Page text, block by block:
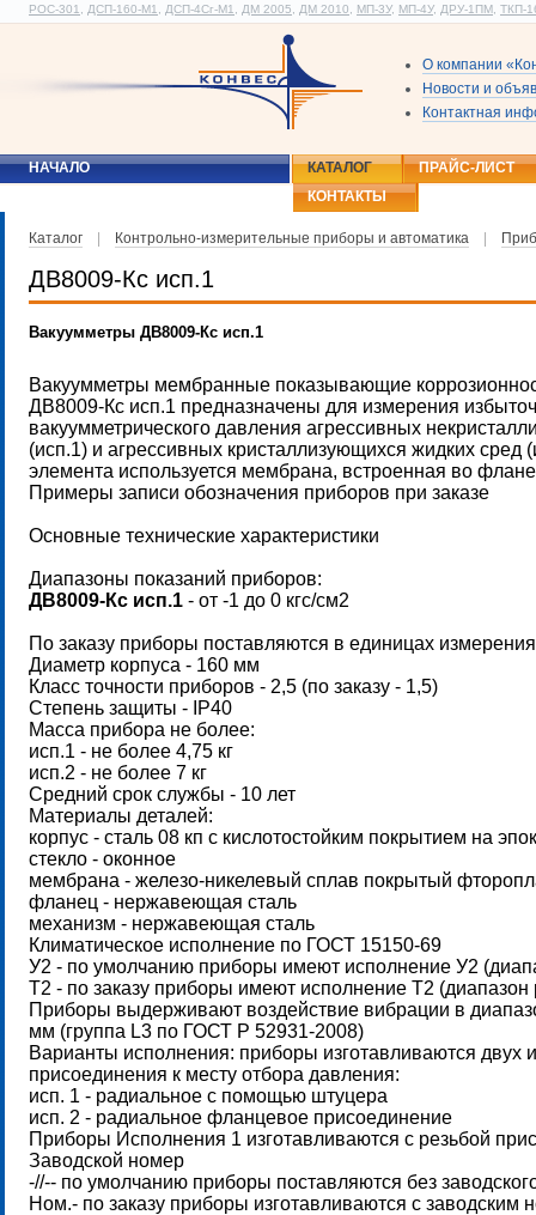
РОС-301 ДСП-160-М1 ДСП-4Сг-М1 ДМ 2005 ДМ 2010 МП-3У, МП-4У, ДРУ-1ПМ ТКП-
О компании
Новости и
Контактная
НАЧАЛО КАТАЛОГ
ПРАЙС-ЛИСТ
КОНТАКТЫ
Каталог Контрольно-измерительные приборы и автоматика
ДВ8009-Кс исп.1
Вакуумметры ДВ8009-Кс исп.1
Вакуумметры мембранные показывающие
ДВ8009-Кс исп.1 предназначены для измерения
вакуумметрического давления агрессивных
(исп.1) и агрессивных кристаллизующихся жидких сред
элемента используется мембрана, встроенная во
Примеры записи обозначения приборов при заказе
Основные технические характеристики
Диапазоны показаний приборов:
ДВ8009-Кс исп.1 - от -1 до 0 кгс/см2
По заказу приборы поставляются в единицах
Диаметр корпуса - 160 мм
Класс точности приборов - 2,5 (по заказу - 1,5)
Степень защиты - IP40
Масса прибора не более:
исп.1 - не более 4,75 кг
исп.2 - не более 7 кг
Средний срок службы - 10 лет
Материалы деталей:
корпус - сталь 08 кп с кислотостойким покрытием на
стекло - оконное
мембрана - железо-никелевый сплав покрытый
фланец - нержавеющая сталь
механизм - нержавеющая сталь
Климатическое исполнение по ГОСТ 15150-69
У2 - по умолчанию приборы имеют исполнение У2
Т2 - по заказу приборы имеют исполнение Т2
Приборы выдерживают воздействие вибрации в
мм (группа L3 по ГОСТ Р 52931-2008)
Варианты исполнения: приборы изготавливаются
присоединения к месту отбора давления:
исп. 1 - радиальное с помощью штуцера
исп. 2 - радиальное фланцевое присоединение
Приборы Исполнения 1 изготавливаются с резьбой
Заводской номер
-//-- по умолчанию приборы поставляются без
Ном.- по заказу приборы изготавливаются с заводским